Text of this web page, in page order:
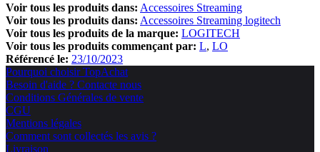
Voir tous les produits dans: Accessoires Streaming
Voir tous les produits dans: Accessoires Streaming logitech
Voir tous les produits de la marque: LOGITECH
Voir tous les produits commençant par: L LO
Référencé le: 23/10/2023
Pourquoi choisir TopAchat
Besoin d'aide ? Contacte nous
Conditions Générales de vente
CGU
Mentions légales
Comment sont collectés les avis ?
Livraison